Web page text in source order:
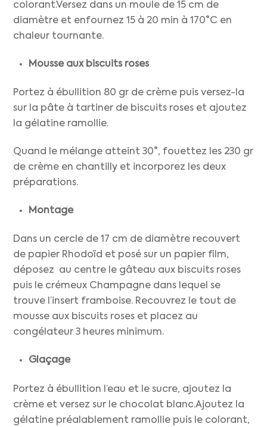
colorant.Versez dans un moule de 15 cm de
diamètre et enfournez 15 à 20 min à 170°C en
chaleur tournante.
Mousse aux biscuits roses
Portez à ébullition 80 gr de crème puis versez-la
sur la pâte à tartiner de biscuits roses et ajoutez
la gélatine ramollie.
Quand le mélange atteint 30°, fouettez les 230 gr
de crème en chantilly et incorporez les deux
préparations.
Montage
Dans un cercle de 17 cm de diamètre recouvert
de papier Rhodoïd et posé sur un papier film,
déposez au centre le gâteau aux biscuits roses
puis le crémeux Champagne dans lequel se
trouve l’insert framboise. Recouvrez le tout de
mousse aux biscuits roses et placez au
congélateur 3 heures minimum.
Glaçage
Portez à ébullition l’eau et le sucre, ajoutez la
crème et versez sur le chocolat blanc.Ajoutez la
gélatine préalablement ramollie puis le colorant,